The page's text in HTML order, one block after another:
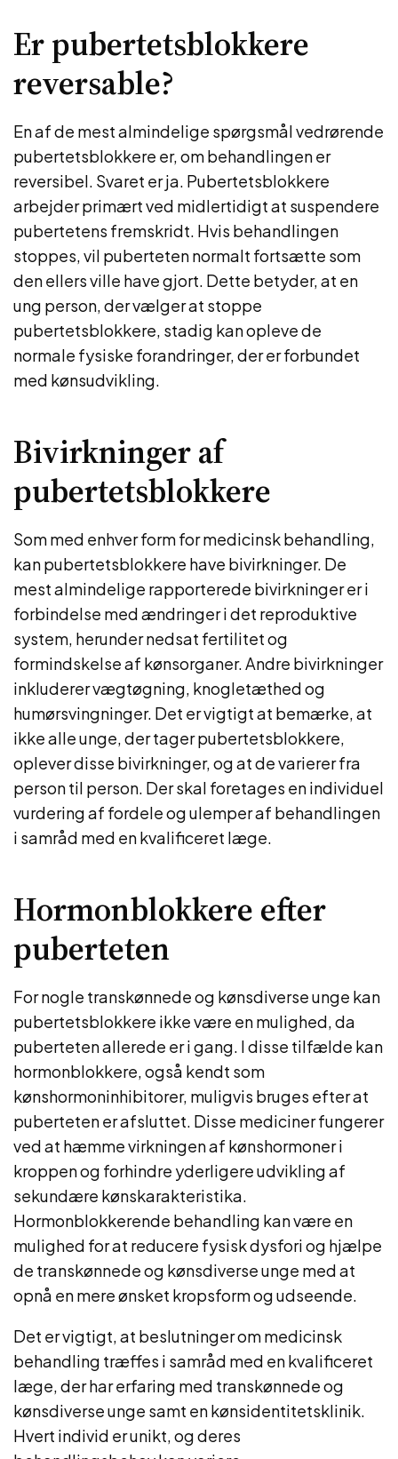
Er pubertetsblokkere
reversable?
En af de mest almindelige spørgsmål vedrørende
pubertetsblokkere er, om behandlingen er
reversibel. Svaret er ja. Pubertetsblokkere
arbejder primært ved midlertidigt at suspendere
pubertetens fremskridt. Hvis behandlingen
stoppes, vil puberteten normalt fortsætte som
den ellers ville have gjort. Dette betyder, at en
ung person, der vælger at stoppe
pubertetsblokkere, stadig kan opleve de
normale fysiske forandringer, der er forbundet
med kønsudvikling.
Bivirkninger af
pubertetsblokkere
Som med enhver form for medicinsk behandling,
kan pubertetsblokkere have bivirkninger. De
mest almindelige rapporterede bivirkninger er i
forbindelse med ændringer i det reproduktive
system, herunder nedsat fertilitet og
formindskelse af kønsorganer. Andre bivirkninger
inkluderer vægtøgning, knogletæthed og
humørsvingninger. Det er vigtigt at bemærke, at
ikke alle unge, der tager pubertetsblokkere,
oplever disse bivirkninger, og at de varierer fra
person til person. Der skal foretages en individuel
vurdering af fordele og ulemper af behandlingen
i samråd med en kvalificeret læge.
Hormonblokkere efter
puberteten
For nogle transkønnede og kønsdiverse unge kan
pubertetsblokkere ikke være en mulighed, da
puberteten allerede er i gang. I disse tilfælde kan
hormonblokkere, også kendt som
kønshormoninhibitorer, muligvis bruges efter at
puberteten er afsluttet. Disse mediciner fungerer
ved at hæmme virkningen af kønshormoner i
kroppen og forhindre yderligere udvikling af
sekundære kønskarakteristika.
Hormonblokkerende behandling kan være en
mulighed for at reducere fysisk dysfori og hjælpe
de transkønnede og kønsdiverse unge med at
opnå en mere ønsket kropsform og udseende.
Det er vigtigt, at beslutninger om medicinsk
behandling træffes i samråd med en kvalificeret
læge, der har erfaring med transkønnede og
kønsdiverse unge samt en kønsidentitetsklinik.
Hvert individ er unikt, og deres